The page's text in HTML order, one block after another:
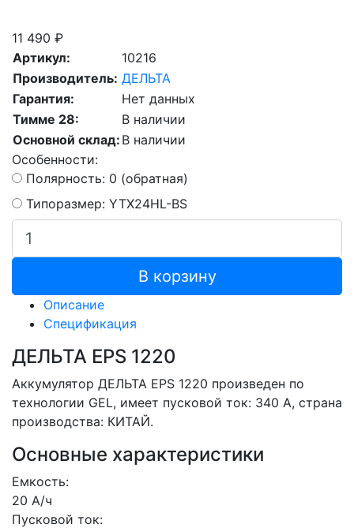
11 490 ₽
Артикул:
10216
Производитель: ДЕЛЬТА
Гарантия:
Нет данных
Тимме 28:
В наличии
Основной склад: В наличии
Особенности:
Полярность: 0 (обратная)
Типоразмер: YTX24HL-BS
В корзину
Описание
Спецификация
ДЕЛЬТА EPS 1220
Аккумулятор ДЕЛЬТА EPS 1220 произведен по
технологии GEL, имеет пусковой ток: 340 A, страна
производства: КИТАЙ.
Основные характеристики
Емкость:
20 А/ч
Пусковой ток: